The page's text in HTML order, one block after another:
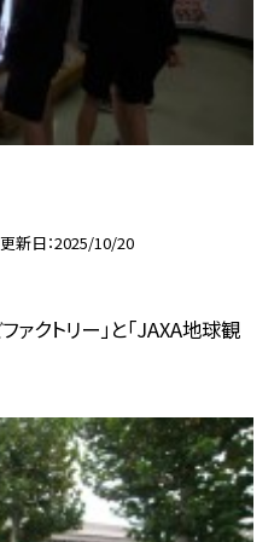
更新日 2025/10/20
クトリー」と「JAXA地球観